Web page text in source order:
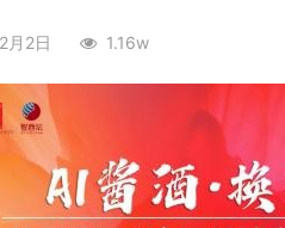
月2日 1.16w